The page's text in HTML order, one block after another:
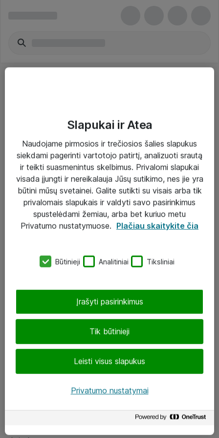
Paslaugos
Sprendimai
Įgyvendinti projektai
Atea ekspertų patarimai verslui
eShop@atea.lt
LinkedIn
Slapukai ir Atea
Naudojame pirmosios ir trečiosios šalies slapukus
siekdami pagerinti vartotojo patirtį, analizuoti srautą
ir teikti suasmenintus skelbimus. Privalomi slapukai
visada įjungti ir nereikalauja Jūsų sutikimo, nes jie yra
būtini mūsų svetainei. Galite sutikti su visais arba tik
privalomais slapukais ir valdyti savo pasirinkimus
spustelėdami žemiau, arba bet kuriuo metu
Privatumo nustatymuose. Plačiau skaitykite čia
Būtinieji Analitiniai Tiksliniai
Tik būtinieji
Leisti visus slapukus
Įrašyti pasirinkimus
Privatumo nustatymai